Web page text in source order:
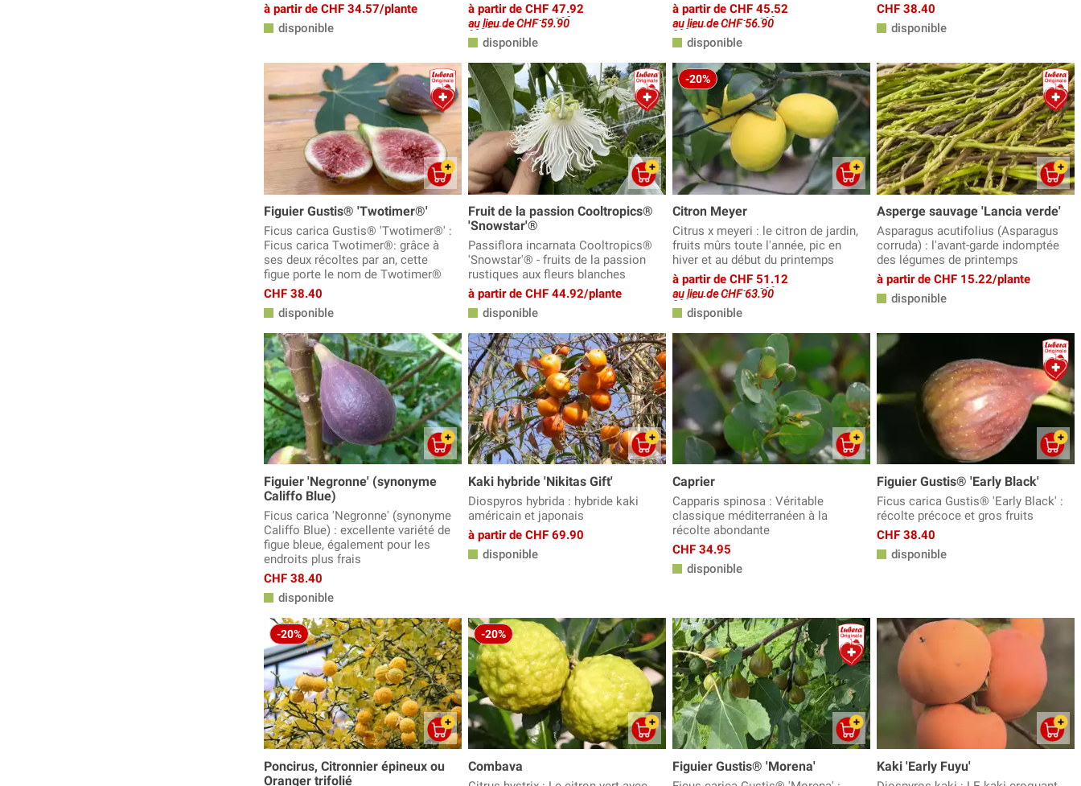
à partir de CHF 34.57/plante
disponible
à partir de CHF 47.92
au lieu de CHF 59.90
disponible
à partir de CHF 45.52
au lieu de CHF 56.90
disponible
CHF 38.40
disponible
Figuier Gustis® 'Twotimer®'
Ficus carica Gustis® 'Twotimer®' :
Ficus carica Twotimer®: grâce à
ses deux récoltes par an, cette
figue porte le nom de Twotimer®
CHF 38.40
disponible
Fruit de la passion Cooltropics®
'Snowstar'®
Passiflora incarnata Cooltropics®
'Snowstar'® - fruits de la passion
rustiques aux fleurs blanches
à partir de CHF 44.92/plante
disponible
-20%
Citron Meyer
Citrus x meyeri : le citron de jardin,
fruits mûrs toute l'année, pic en
hiver et au début du printemps
à partir de CHF 51.12
au lieu de CHF 63.90
disponible
Asperge sauvage 'Lancia verde'
Asparagus acutifolius (Asparagus
corruda) : l'avant-garde indomptée
des légumes de printemps
à partir de CHF 15.22/plante
disponible
Figuier 'Negronne' (synonyme
Califfo Blue)
Ficus carica 'Negronne' (synonyme
Califfo Blue) : excellente variété de
figue bleue, également pour les
endroits plus frais
CHF 38.40
disponible
Kaki hybride 'Nikitas Gift'
Diospyros hybrida : hybride kaki
américain et japonais
à partir de CHF 69.90
disponible
Caprier
Capparis spinosa : Véritable
classique méditerranéen à la
récolte abondante
CHF 34.95
disponible
Figuier Gustis® 'Early Black'
Ficus carica Gustis® 'Early Black' :
récolte précoce et gros fruits
CHF 38.40
disponible
-20%
Poncirus, Citronnier épineux ou
Oranger trifolié
-20%
Combava Figuier Gustis® 'Morena' Kaki 'Early Fuyu'